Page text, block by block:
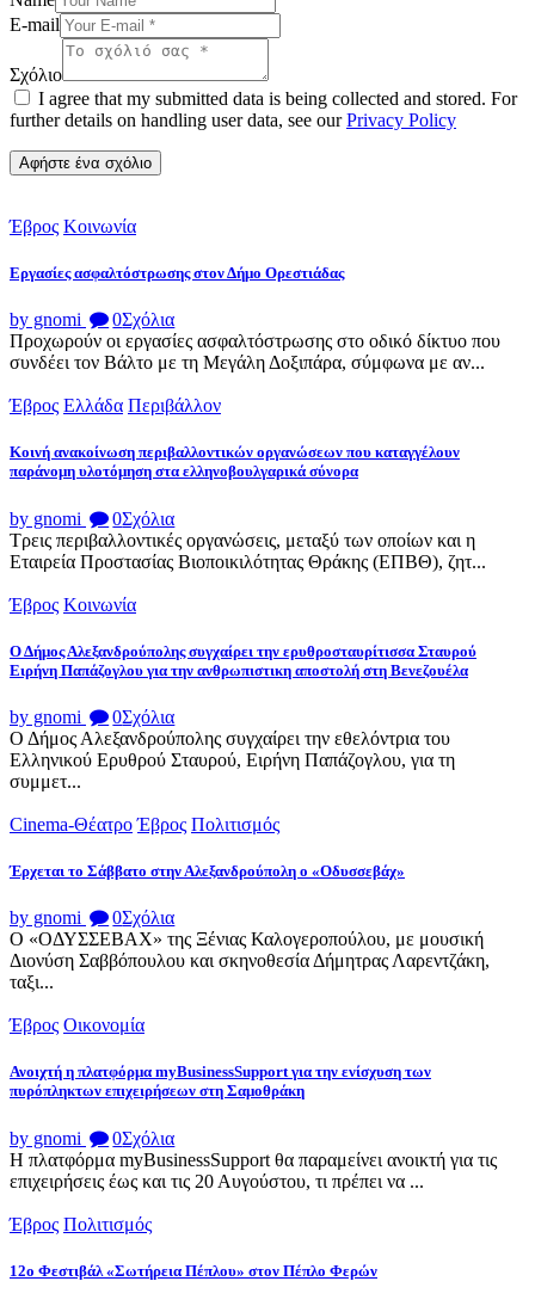
E-mail
Σχόλιο
I agree that my submitted data is being collected and stored. For
further details on handling user data, see ourPrivacy Policy
Έβρος Κοινωνία
Εργασίες ασφαλτόστρωσης στον Δήμο Ορεστιάδας
by gnomi 0Σχόλια
Προχωρούν οι εργασίες ασφαλτόστρωσης στο οδικό δίκτυο που
συνδέει τον Βάλτο με τη Μεγάλη Δοξιπάρα, σύμφωνα με αν...
Έβρος Ελλάδα Περιβάλλον
Κοινή ανακοίνωση περιβαλλοντικών οργανώσεων που καταγγέλουν
παράνομη υλοτόμηση στα ελληνοβουλγαρικά σύνορα
by gnomi 0Σχόλια
Τρεις περιβαλλοντικές οργανώσεις, μεταξύ των οποίων και η
Εταιρεία Προστασίας Βιοποικιλότητας Θράκης (ΕΠΒΘ), ζητ...
Έβρος Κοινωνία
Ο Δήμος Αλεξανδρούπολης συγχαίρει την ερυθροσταυρίτισσα Σταυρού
Ειρήνη Παπάζογλου για την ανθρωπιστικη αποστολή στη Βενεζουέλα
by gnomi 0Σχόλια
Ο Δήμος Αλεξανδρούπολης συγχαίρει την εθελόντρια του
Ελληνικού Ερυθρού Σταυρού, Ειρήνη Παπάζογλου, για τη
συμμετ...
Cinema-Θέατρο Έβρος Πολιτισμός
Έρχεται το Σάββατο στην Αλεξανδρούπολη ο «Οδυσσεβάχ»
by gnomi 0Σχόλια
Ο «ΟΔΥΣΣΕΒΑΧ» της Ξένιας Καλογεροπούλου, με μουσική
Διονύση Σαββόπουλου και σκηνοθεσία Δήμητρας Λαρεντζάκη,
ταξι...
Έβρος Οικονομία
Ανοιχτή η πλατφόρμα myBusinessSupport για την ενίσχυση των
πυρόπληκτων επιχειρήσεων στη Σαμοθράκη
by gnomi 0Σχόλια
Η πλατφόρμα myBusinessSupport θα παραμείνει ανοικτή για τις
επιχειρήσεις έως και τις 20 Αυγούστου, τι πρέπει να ...
Έβρος Πολιτισμός
12ο Φεστιβάλ «Σωτήρεια Πέπλου» στον Πέπλο Φερών